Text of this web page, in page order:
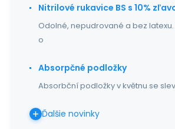
Nitrilové rukavice BS s 10%
Odolné, nepudrované a bez
o
Absorpčné podložky
Absorbční podložky v květnu se
Ďalšie novinky